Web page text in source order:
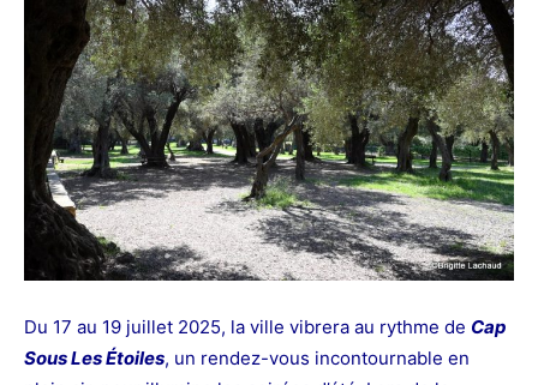
Du 17 au 19 juillet 2025, la ville vibrera au rythme de Cap
Sous Les Étoiles, un rendez-vous incontournable en